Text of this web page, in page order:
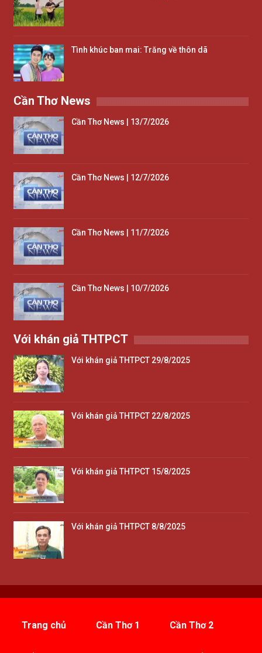
Tình khúc ban mai: Trăng về thôn dã
Cần Thơ News
Cần Thơ News | 13/7/2026
Cần Thơ News | 12/7/2026
Cần Thơ News | 11/7/2026
Cần Thơ News | 10/7/2026
Với khán giả THTPCT
Với khán giả THTPCT 29/8/2025
Với khán giả THTPCT 22/8/2025
Với khán giả THTPCT 15/8/2025
Với khán giả THTPCT 8/8/2025
Trang chủ Cần Thơ 1 Cần Thơ 2